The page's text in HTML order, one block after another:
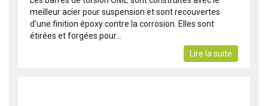
meilleur acier pour suspension et sont recouvertes
d'une finition époxy contre la corrosion. Elles sont
étirées et forgées pour...
Lire la suite